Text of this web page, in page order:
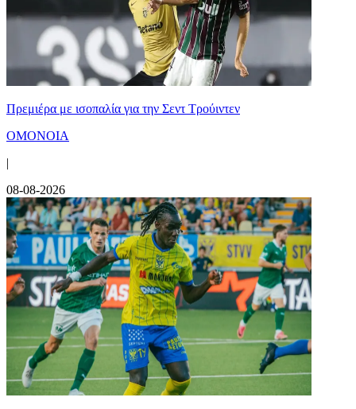
Πρεμιέρα με ισοπαλία για την Σεντ Τρούιντεν
ΟΜΟΝΟΙΑ
|
08-08-2026